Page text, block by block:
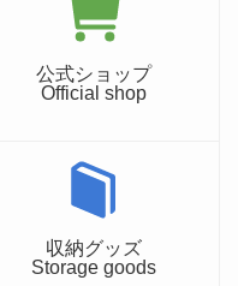
公式ショップ
Official shop
収納グッズ
Storage goods